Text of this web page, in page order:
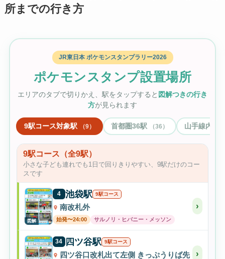
所までの行き方
JR東日本 ポケモンスタンプラリー2026
ポケモンスタンプ設置場所
エリアのタブで切りかえ、駅をタップすると 図解つきの行き
方が見られます
9駅コース対象駅 9 首都圏36駅 36 山手線内
9駅コース（全9駅）
小さな子ども連れでも1日で回りきりやすい、9駅だけのコー
スです
図解
4 池袋駅 9駅コース
南改札外
始発〜24:00 サルノリ・ヒバニー・メッソン
›
34 四ツ谷駅 9駅コース
四ツ谷口改札出て左側 きっぷうりば先 ›